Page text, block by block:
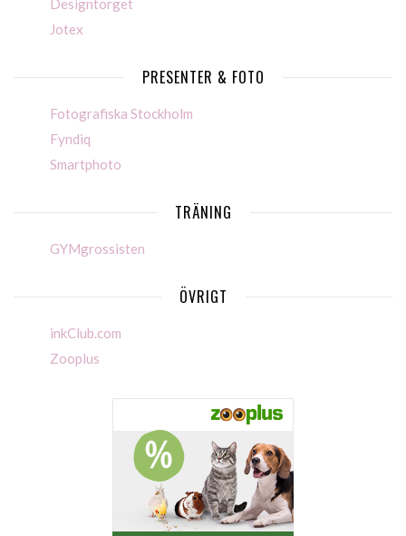
Designtorget
Jotex
PRESENTER & FOTO
Fotografiska Stockholm
Fyndiq
Smartphoto
TRÄNING
GYMgrossisten
ÖVRIGT
inkClub.com
Zooplus